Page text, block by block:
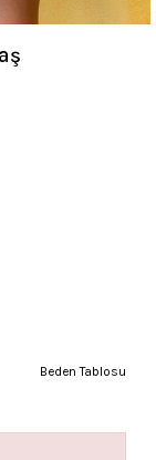
Beden Tablosu